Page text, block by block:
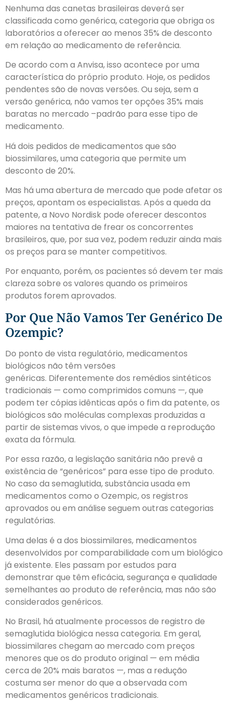
Nenhuma das canetas brasileiras deverá ser
classificada como genérica, categoria que obriga os
laboratórios a oferecer ao menos 35% de desconto
em relação ao medicamento de referência.
De acordo com a Anvisa, isso acontece por uma
característica do próprio produto. Hoje, os pedidos
pendentes são de novas versões. Ou seja, sem a
versão genérica, não vamos ter opções 35% mais
baratas no mercado –padrão para esse tipo de
medicamento.
Há dois pedidos de medicamentos que são
biossimilares, uma categoria que permite um
desconto de 20%.
Mas há uma abertura de mercado que pode afetar os
preços, apontam os especialistas. Após a queda da
patente, a Novo Nordisk pode oferecer descontos
maiores na tentativa de frear os concorrentes
brasileiros, que, por sua vez, podem reduzir ainda mais
os preços para se manter competitivos.
Por enquanto, porém, os pacientes só devem ter mais
clareza sobre os valores quando os primeiros
produtos forem aprovados.
Por Que Não Vamos Ter Genérico De
Ozempic?
Do ponto de vista regulatório, medicamentos
biológicos não têm versões
genéricas. Diferentemente dos remédios sintéticos
tradicionais — como comprimidos comuns —, que
podem ter cópias idênticas após o fim da patente, os
biológicos são moléculas complexas produzidas a
partir de sistemas vivos, o que impede a reprodução
exata da fórmula.
Por essa razão, a legislação sanitária não prevê a
existência de “genéricos” para esse tipo de produto.
No caso da semaglutida, substância usada em
medicamentos como o Ozempic, os registros
aprovados ou em análise seguem outras categorias
regulatórias.
Uma delas é a dos biossimilares, medicamentos
desenvolvidos por comparabilidade com um biológico
já existente. Eles passam por estudos para
demonstrar que têm eficácia, segurança e qualidade
semelhantes ao produto de referência, mas não são
considerados genéricos.
No Brasil, há atualmente processos de registro de
semaglutida biológica nessa categoria. Em geral,
biossimilares chegam ao mercado com preços
menores que os do produto original — em média
cerca de 20% mais baratos —, mas a redução
costuma ser menor do que a observada com
medicamentos genéricos tradicionais.